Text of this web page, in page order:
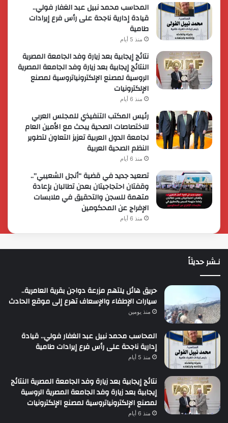
المحاسب محمد نبيل عبد الغفار فولي..
قيادة إدارية ناجحة على رأس فرع إيرادات
طامية
منذ 5 أيام
نتائج إيجابية بعد زيارة وفد الجامعة المصرية
النتائج إيجابية بعد زيارة وفد الجامعة المصرية
الروسية لمصنع الإلكترونياتروسية لمصنع
الإلكترونيات
منذ 6 أيام
رئيس المكتب التنفيذي للمجلس العربي
للاختصاصات الصحية يبحث مع الأمين العام
لجامعة الدول العربية تعزيز التعاون لتطوير
النظم الصحية العربية
منذ 6 أيام
تصعيد جديد في قضية “أنجل الشعيبي”..
وقفتان احتجاجيتان بعدن تطالبان بإعادة
متهمة للسجن والتحقيق في ملابسات
الإفراج عن المحكومين
منذ 6 أيام
نـشر حديثاً
حريق هائل يلتهم مزرعة دواجن بقرية العامرية..
سيارات الإطفاء والإسعاف تهرع إلى موقع الحادث
منذ يومين
المحاسب محمد نبيل عبد الغفار فولي.. قيادة
إدارية ناجحة على رأس فرع إيرادات طامية
منذ 5 أيام
نتائج إيجابية بعد زيارة وفد الجامعة المصرية النتائج
إيجابية بعد زيارة وفد الجامعة المصرية الروسية
لمصنع الإلكترونياتروسية لمصنع الإلكترونيات
منذ 6 أيام